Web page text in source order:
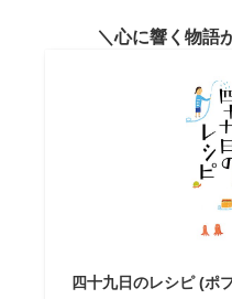
心に響く物語
四十九日のレシピ (